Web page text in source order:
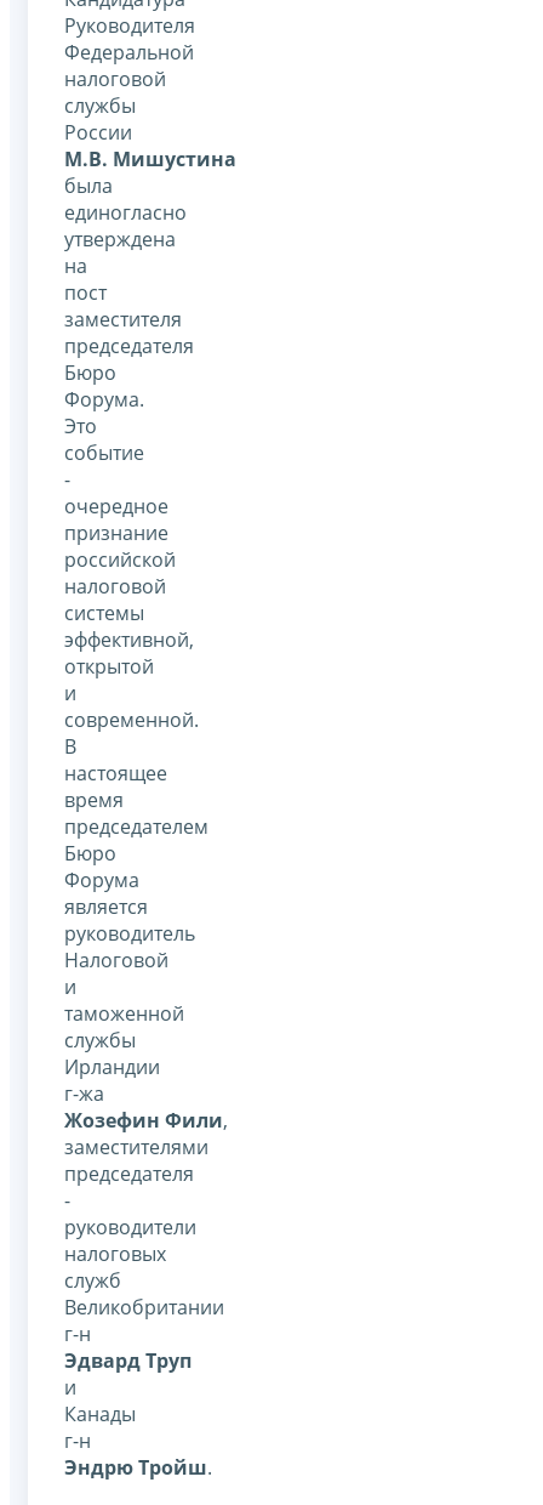
Руководителя
Федеральной
налоговой
службы
России
М.В. Мишустина
была
единогласно
утверждена
на
пост
заместителя
председателя
Бюро
Форума.
Это
событие
-
очередное
признание
российской
налоговой
системы
эффективной,
открытой
и
современной.
В
настоящее
время
председателем
Бюро
Форума
является
руководитель
Налоговой
и
таможенной
службы
Ирландии
г-жа
Жозефин Фили,
заместителями
председателя
-
руководители
налоговых
служб
Великобритании
г-н
Эдвард Труп
и
Канады
г-н
Эндрю Тройш.